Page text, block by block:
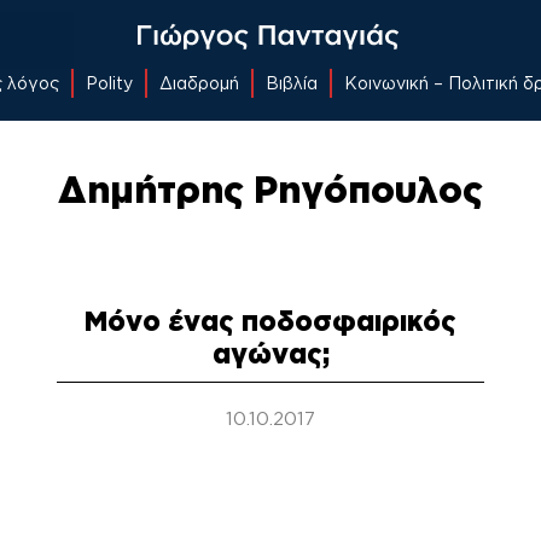
λόγος Polity Διαδρομή Βιβλία Κοινωνική – Πολιτική
Δημήτρης Ρηγόπουλος
Μόνο ένας ποδοσφαιρικός
αγώνας;
10.10.2017